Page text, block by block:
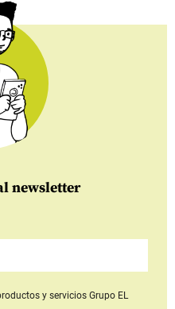
newsletter
y serviciosGrupo EL